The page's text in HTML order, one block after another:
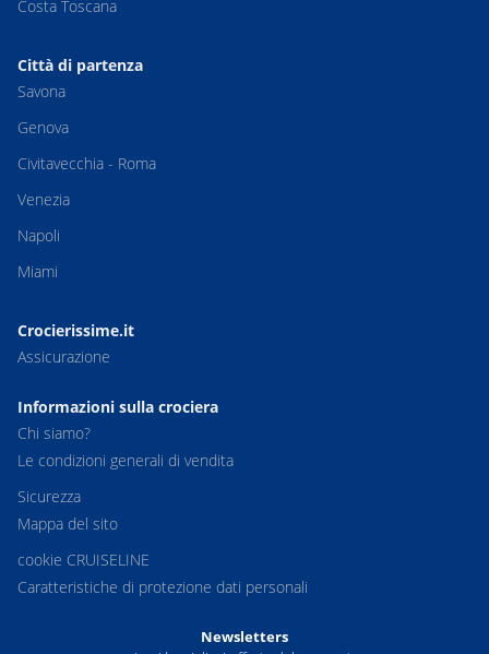
Costa Toscana
Città di partenza
Savona
Genova
Civitavecchia - Roma
Venezia
Napoli
Miami
Crocierissime.it
Assicurazione
Informazioni sulla crociera
Chi siamo?
Le condizioni generali di vendita
Sicurezza
Mappa del sito
cookie CRUISELINE
Caratteristiche di protezione dati personali
Newsletters